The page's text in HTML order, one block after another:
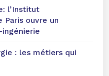
l’Institut
Paris ouvre un
: les métiers qui